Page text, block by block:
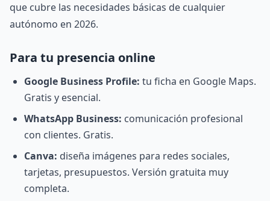
que cubre las necesidades básicas de cualquier
autónomo en 2026.
Para tu presencia online
Google Business Profile: tu ficha en Google Maps.
Gratis y esencial.
WhatsApp Business: comunicación profesional
con clientes. Gratis.
Canva: diseña imágenes para redes sociales,
tarjetas, presupuestos. Versión gratuita muy
completa.